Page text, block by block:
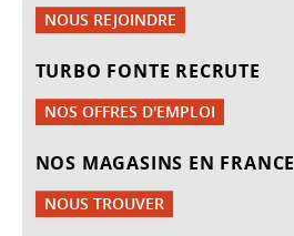
NOUS REJOINDRE
TURBO FONTE RECRUTE
NOS OFFRES D'EMPLOI
NOS MAGASINS EN FRANCE
NOUS TROUVER